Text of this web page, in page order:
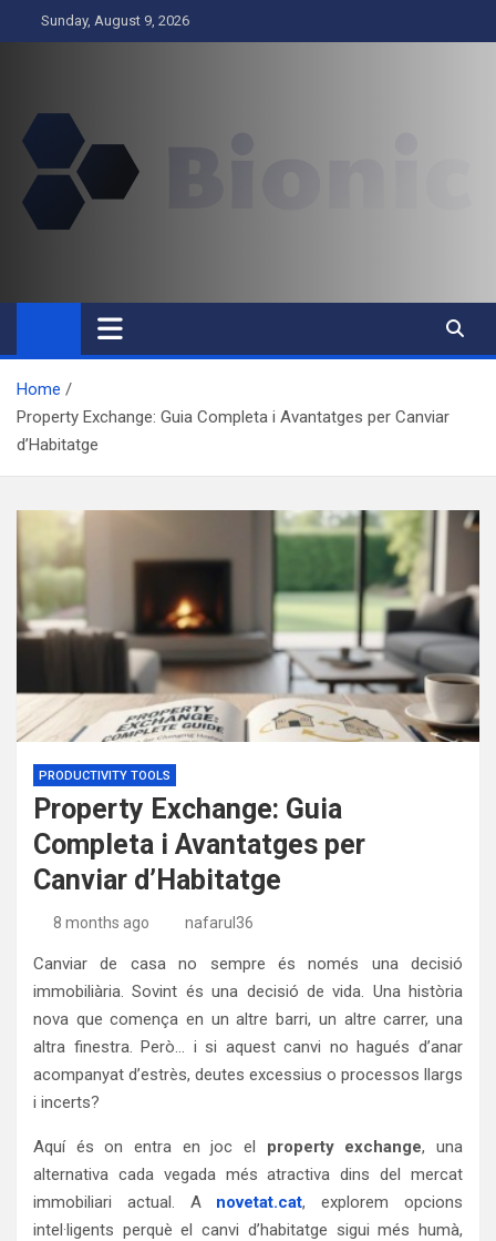
to
Sunday, August 9, 2026
BIONIC
Business
Home
Property Exchange: Guia Completa i Avantatges per Canviar
d’Habitatge
PRODUCTIVITY TOOLS
Property Exchange: Guia
Completa i Avantatges per
Canviar d’Habitatge
8 months ago nafarul36
Canviar de casa no sempre és només una decisió
immobiliària. Sovint és una decisió de vida. Una història
nova que comença en un altre barri, un altre carrer, una
altra finestra. Però… i si aquest canvi no hagués d’anar
acompanyat d’estrès, deutes excessius o processos llargs
i incerts?
Aquí és on entra en joc el property exchange, una
alternativa cada vegada més atractiva dins del mercat
immobiliari actual. A novetat.cat, explorem opcions
intel·ligents perquè el canvi d’habitatge sigui més humà,